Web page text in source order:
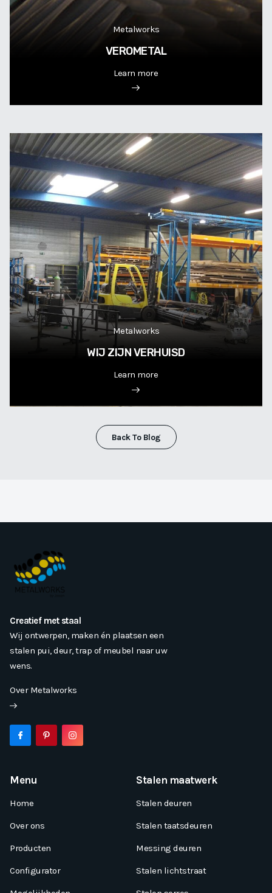
Metalworks
VEROMETAL
Learn more
Metalworks
WIJ ZIJN VERHUISD
Learn more
Back To Blog
Creatief met staal
Wij ontwerpen, maken én plaatsen een
stalen pui, deur, trap of meubel naar uw
wens.
Over Metalworks
Menu
Home
Over ons
Producten
Configurator
Stalen maatwerk
Stalen deuren
Stalen taatsdeuren
Messing deuren
Stalen lichtstraat